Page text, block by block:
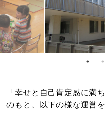
「幸せと自己肯定感に満
のもと、以下の様な運営